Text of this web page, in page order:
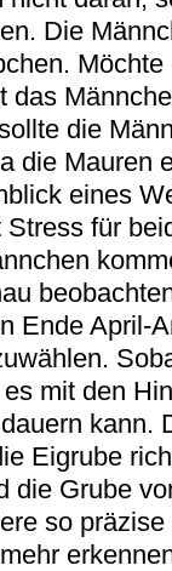
Die
das
die
die Mauren
eines
für
Ende April-
mit den
kann.
Eigrube
die Grube
so